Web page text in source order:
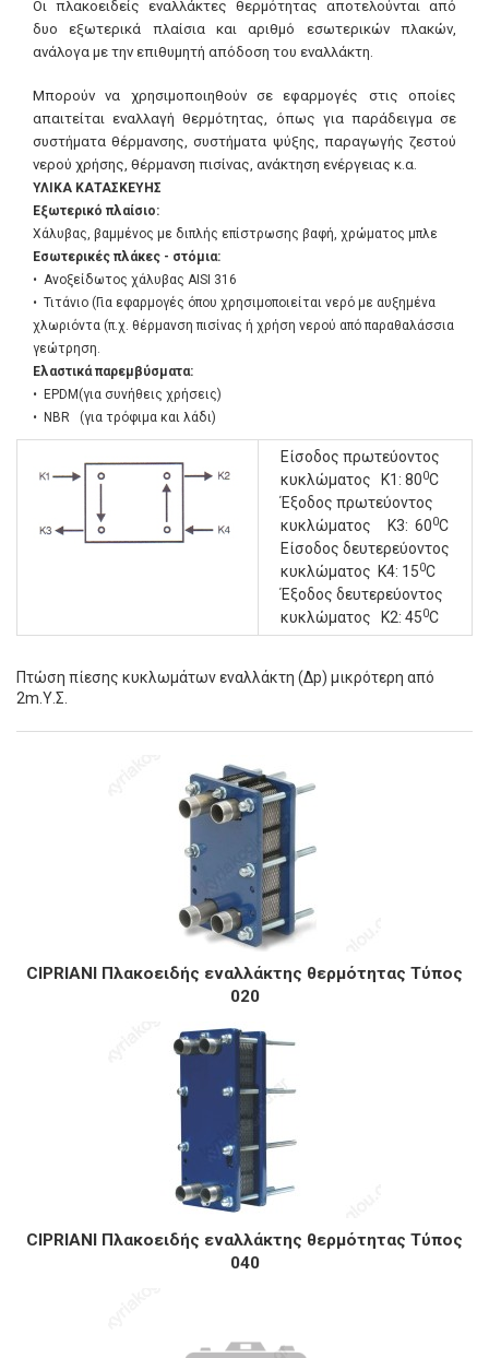
Οι πλακοειδείς εναλλάκτες θερμότητας αποτελούνται από
δυο εξωτερικά πλαίσια και αριθμό εσωτερικών πλακών,
ανάλογα με την επιθυμητή απόδοση του εναλλάκτη.
Μπορούν να χρησιμοποιηθούν σε εφαρμογές στις οποίες
απαιτείται εναλλαγή θερμότητας, όπως για παράδειγμα σε
συστήματα θέρμανσης, συστήματα ψύξης, παραγωγής ζεστού
νερού χρήσης, θέρμανση πισίνας, ανάκτηση ενέργειας κ.α.
ΥΛΙΚΑ ΚΑΤΑΣΚΕΥΗΣ
Εξωτερικό πλαίσιο:
Χάλυβας, βαμμένος με διπλής επίστρωσης βαφή, χρώματος μπλε
Εσωτερικές πλάκες - στόμια:
• Ανοξείδωτος χάλυβας AISI 316
• Τιτάνιο (Για εφαρμογές όπου χρησιμοποιείται νερό με αυξημένα
χλωριόντα (π.χ. θέρμανση πισίνας ή χρήση νερού από παραθαλάσσια
γεώτρηση.
Ελαστικά παρεμβύσματα:
• EPDM (για συνήθεις χρήσεις)
• NBR (για τρόφιμα και λάδι)
Είσοδος πρωτεύοντος
κυκλώματος Κ1: 800C
Έξοδος πρωτεύοντος
κυκλώματος Κ3: 600C
Είσοδος δευτερεύοντος
κυκλώματος Κ4: 150C
Έξοδος δευτερεύοντος
κυκλώματος Κ2: 450C
Πτώση πίεσης κυκλωμάτων εναλλάκτη (Δp) μικρότερη από
2m.Υ.Σ.
CIPRIANI Πλακοειδής εναλλάκτης θερμότητας Τύπος
020
CIPRIANI Πλακοειδής εναλλάκτης θερμότητας Τύπος
040